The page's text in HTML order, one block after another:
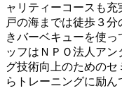
ャリティーコースも
戸の海までは徒歩３
きバーベキューを使
ッフはＮＰＯ法人ア
グ技術向上のための
らトレーニングに励